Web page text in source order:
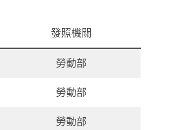
發照機關
勞動部
勞動部
勞動部